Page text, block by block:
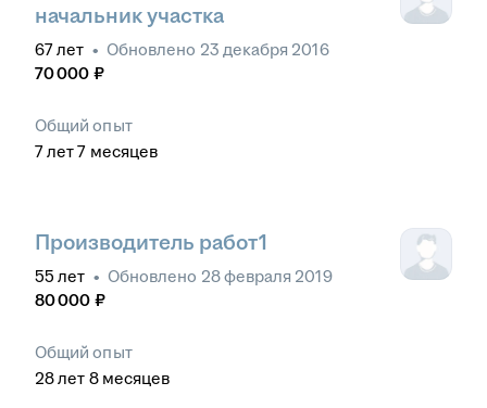
начальник участка
67лет • Обновлено 23 декабря 2016
70 000 ₽
Общий опыт
7лет 7 месяцев
Производитель работ1
55 лет • Обновлено 28 февраля 2019
80 000 ₽
Общий опыт
28лет 8 месяцев